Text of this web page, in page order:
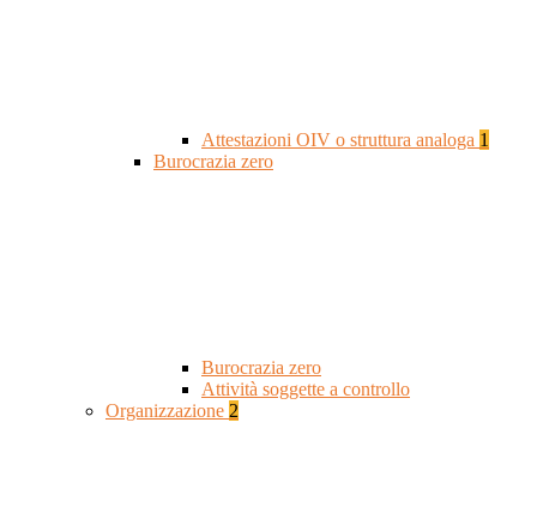
Attestazioni OIV o struttura analoga 1
Burocrazia zero
Burocrazia zero
Attività soggette a controllo
Organizzazione 2